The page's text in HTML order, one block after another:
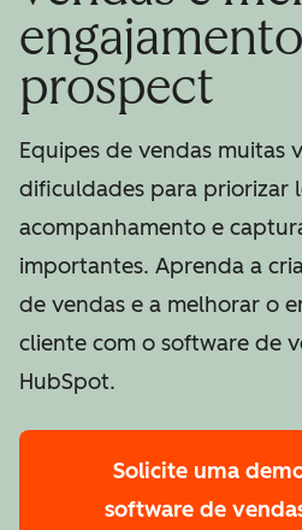
prospect
Equipes de vendas muitas
dificuldades para priorizar
acompanhamento e
importantes. Aprenda a
de vendas e a melhorar o
cliente com o software de
HubSpot.
Solicite uma
software de